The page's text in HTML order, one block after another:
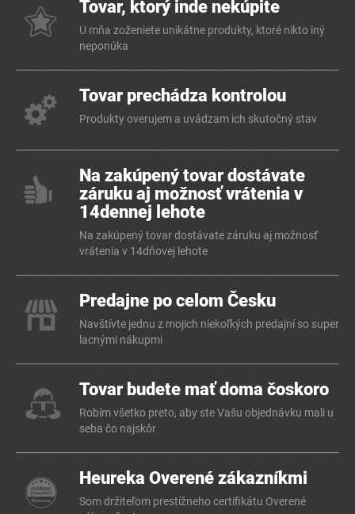
Tovar, ktorý inde nekúpite
U mňa zoženiete unikátne produkty, ktoré nikto iný
neponúka
Tovar prechádza kontrolou
Produkty overujem a uvádzam ich skutočný stav
Na zakúpený tovar dostávate
záruku aj možnosť vrátenia v
14dennej lehote
Na zakúpený tovar dostávate záruku aj možnosť
vrátenia v 14dňovej lehote
Predajne po celom Česku
Navštívte jednu z mojich niekoľkých predajní so super
lacnými nákupmi
Tovar budete mať doma čoskoro
Robím všetko preto, aby ste Vašu objednávku mali u
seba čo najskôr
Heureka Overené zákazníkmi
Som držiteľom prestížneho certifikátu Overené